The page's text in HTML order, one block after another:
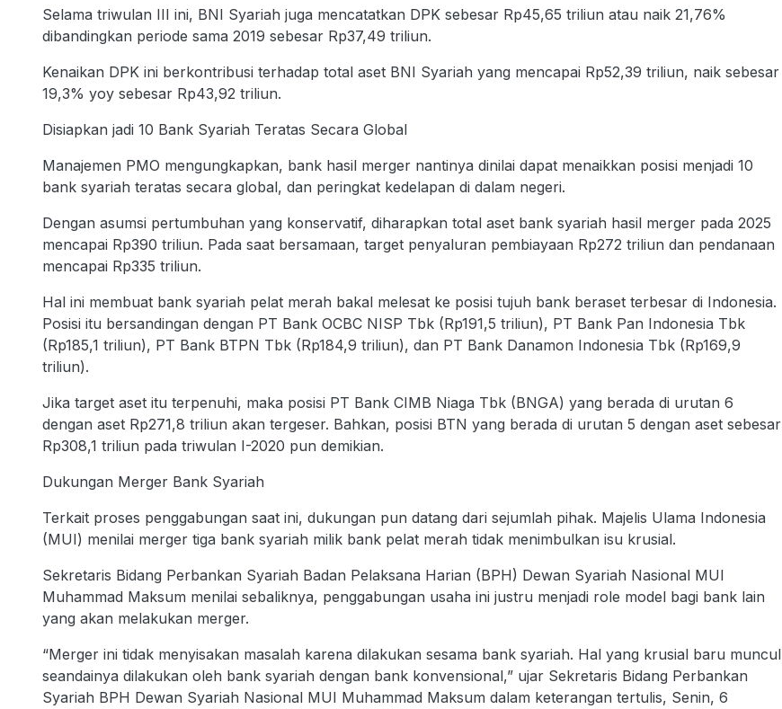
Selama triwulan III ini, BNI Syariah juga mencatatkan DPK sebesar Rp45,65 triliun atau naik 21,76%
dibandingkan periode sama 2019 sebesar Rp37,49 triliun.
Kenaikan DPK ini berkontribusi terhadap total aset BNI Syariah yang mencapai Rp52,39 triliun, naik sebesar
19,3% yoy sebesar Rp43,92 triliun.
Disiapkan jadi 10 Bank Syariah Teratas Secara Global
Manajemen PMO mengungkapkan, bank hasil merger nantinya dinilai dapat menaikkan posisi menjadi 10
bank syariah teratas secara global, dan peringkat kedelapan di dalam negeri.
Dengan asumsi pertumbuhan yang konservatif, diharapkan total aset bank syariah hasil merger pada 2025
mencapai Rp390 triliun. Pada saat bersamaan, target penyaluran pembiayaan Rp272 triliun dan pendanaan
mencapai Rp335 triliun.
Hal ini membuat bank syariah pelat merah bakal melesat ke posisi tujuh bank beraset terbesar di Indonesia.
Posisi itu bersandingan dengan PT Bank OCBC NISP Tbk (Rp191,5 triliun), PT Bank Pan Indonesia Tbk
(Rp185,1 triliun), PT Bank BTPN Tbk (Rp184,9 triliun), dan PT Bank Danamon Indonesia Tbk (Rp169,9
triliun).
Jika target aset itu terpenuhi, maka posisi PT Bank CIMB Niaga Tbk (BNGA) yang berada di urutan 6
dengan aset Rp271,8 triliun akan tergeser. Bahkan, posisi BTN yang berada di urutan 5 dengan aset sebesar
Rp308,1 triliun pada triwulan I-2020 pun demikian.
Dukungan Merger Bank Syariah
Terkait proses penggabungan saat ini, dukungan pun datang dari sejumlah pihak. Majelis Ulama Indonesia
(MUI) menilai merger tiga bank syariah milik bank pelat merah tidak menimbulkan isu krusial.
Sekretaris Bidang Perbankan Syariah Badan Pelaksana Harian (BPH) Dewan Syariah Nasional MUI
Muhammad Maksum menilai sebaliknya, penggabungan usaha ini justru menjadi role model bagi bank lain
yang akan melakukan merger.
“Merger ini tidak menyisakan masalah karena dilakukan sesama bank syariah. Hal yang krusial baru muncul
seandainya dilakukan oleh bank syariah dengan bank konvensional,” ujar Sekretaris Bidang Perbankan
Syariah BPH Dewan Syariah Nasional MUI Muhammad Maksum dalam keterangan tertulis, Senin, 6